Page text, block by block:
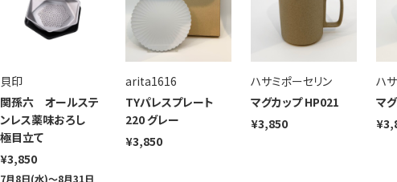
貝印
関孫六 オールステ
ンレス薬味おろし
極目立て
¥3,850
7月8日(水)～8月31日
arita1616
TYパレスプレート
220 グレー
¥3,850
ハサミポーセリン
マグカップ HP021
¥3,850
ハ
マ